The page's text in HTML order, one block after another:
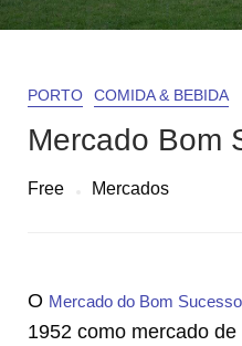
PORTO COMIDA & BEBIDA
Mercado Bom
Free Mercados
O Mercado do Bom
1952 como mercado